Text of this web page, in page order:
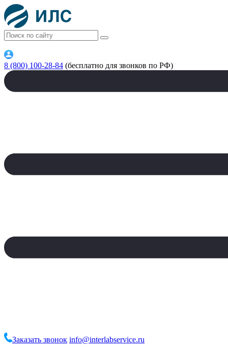
8 (800) 100-28-84 (бесплатно для звонков по РФ)
Заказать звонок info@interlabservice.ru